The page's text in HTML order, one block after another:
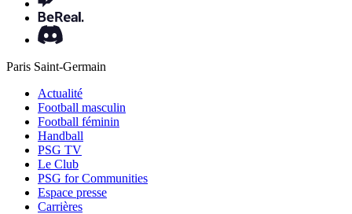
Paris Saint-Germain
Actualité
Football masculin
Football féminin
Handball
PSG TV
Le Club
PSG for Communities
Espace presse
Carrières